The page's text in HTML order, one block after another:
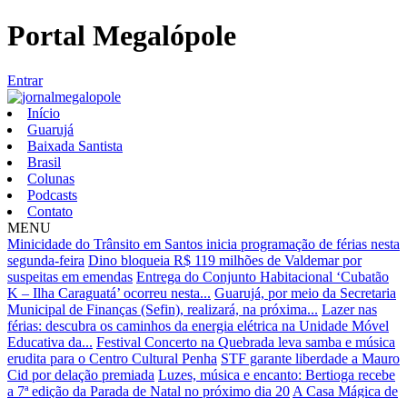
Portal Megalópole
Entrar
Início
Guarujá
Baixada Santista
Brasil
Colunas
Podcasts
Contato
MENU
Minicidade do Trânsito em Santos inicia programação de férias nesta
segunda-feira Dino bloqueia R$ 119 milhões de Valdemar por
suspeitas em emendas Entrega do Conjunto Habitacional ‘Cubatão
K – Ilha Caraguatá’ ocorreu nesta... Guarujá, por meio da Secretaria
Municipal de Finanças (Sefin), realizará, na próxima... Lazer nas
férias: descubra os caminhos da energia elétrica na Unidade Móvel
Educativa da... Festival Concerto na Quebrada leva samba e música
erudita para o Centro Cultural Penha STF garante liberdade a Mauro
Cid por delação premiada Luzes, música e encanto: Bertioga recebe
a 7ª edição da Parada de Natal no próximo dia 20 A Casa Mágica de